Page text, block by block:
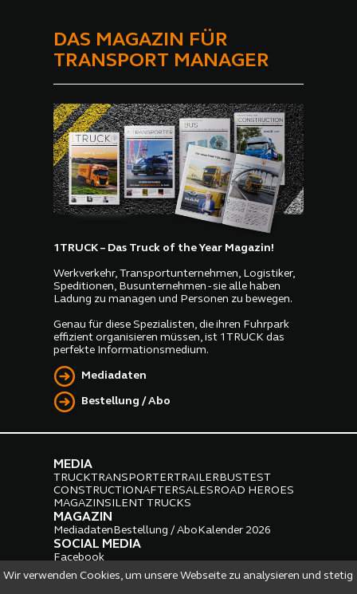
Wir verwenden Cookies, um unsere Webseite zu analysieren und stetig
DAS MAGAZIN FÜR
TRANSPORT MANAGER
1TRUCK – Das Truck of the Year Magazin!
Werkverkehr, Transportunternehmen, Logistiker,
Speditionen, Busunternehmen - sie alle haben
Ladung zu managen und Personen zu bewegen.
Genau für diese Spezialisten, die ihren Fuhrpark
effizient organisieren müssen, ist 1TRUCK das
perfekte Informationsmedium.
Mediadaten
Bestellung / Abo
MEDIA
TRUCKTRANSPORTERTRAILERBUSTEST
CONSTRUCTIONAFTERSALESROAD HEROES
MAGAZINSILENT TRUCKS
MAGAZIN
MediadatenBestellung / AboKalender 2026
SOCIAL MEDIA
Facebook
Instagram LinkedIn